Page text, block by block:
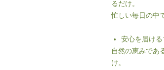
るだけ。
忙しい毎日の中
安心を届ける
自然の恵みであ
け。